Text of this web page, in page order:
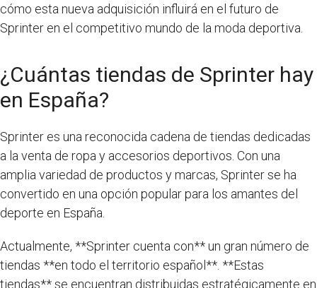
cómo esta nueva adquisición influirá en el futuro de
Sprinter en el competitivo mundo de la moda deportiva.
¿Cuántas tiendas de Sprinter hay
en España?
Sprinter es una reconocida cadena de tiendas dedicadas
a la venta de ropa y accesorios deportivos. Con una
amplia variedad de productos y marcas, Sprinter se ha
convertido en una opción popular para los amantes del
deporte en España.
Actualmente, **Sprinter cuenta con** un gran número de
tiendas **en todo el territorio español**. **Estas
tiendas** se encuentran distribuidas estratégicamente en